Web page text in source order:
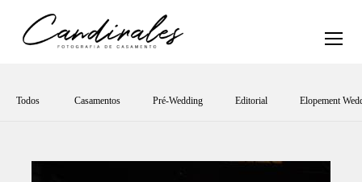
Todos Casamentos Pré-Wedding Editorial Elopement